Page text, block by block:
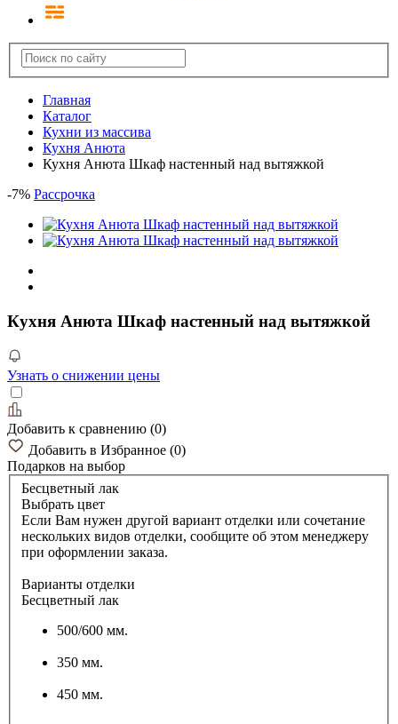
Главная
Каталог
Кухни из массива
Кухня Анюта
Кухня Анюта Шкаф настенный над вытяжкой
-7% Рассрочка
Кухня Анюта Шкаф настенный над вытяжкой
Узнать о снижении цены
Добавить к сравнению (0)
Добавить в Избранное (0)
Подарков на выбор
Бесцветный лак
Выбрать цвет
Если Вам нужен другой вариант отделки или сочетание
нескольких видов отделки, сообщите об этом менеджеру
при оформлении заказа.
Варианты отделки
Бесцветный лак
500/600 мм.
350 мм.
450 мм.